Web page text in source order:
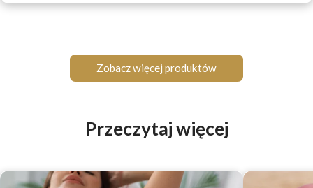
7
9
Zobacz więcej produktów
Przeczytaj więcej